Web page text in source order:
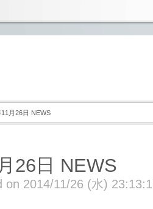
月26日 NEWS
26日 NEWS
on 2014/11/26 (水)